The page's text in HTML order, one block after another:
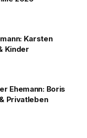
Karsten
Kinder
Ehemann: Boris
Privatleben